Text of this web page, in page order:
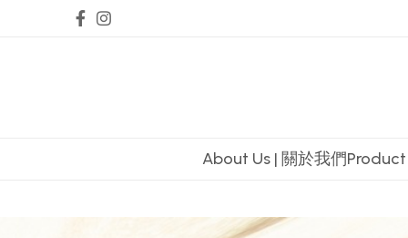
About Us | 關於我們